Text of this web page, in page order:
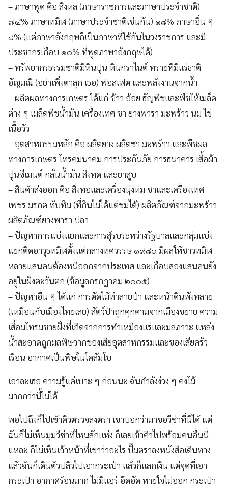
– ภาษาพูด คือ สิงหล (ภาษาราชการและภาษาประจำชาติ)
๗๔% ภาษาทมิฬ (ภาษาประจำชาติเช่นกัน) ๑๘% ภาษาอื่น ๆ
๘% (แต่ภาษาอังกฤษก็เป็นภาษาที่ใช้กันในวงราชการ และมี
ประชากรเกือบ ๑๐% ที่พูดภาษาอังกฤษได้)
– ทรัพยากรธรรมชาติมีหินปูน หินกราไนต์ ทรายที่มีแร่ธาติ
อัญมณี (อย่าเพิ่งตาลุก เธอ) ฟอสเฟต และพลังงานจากน้ำ
– ผลิตผลทางการเกษตร ได้แก่ ข้าว อ้อย ธัญพืชและพืชให้เมล็ด
ต่าง ๆ เมล็ดพืชน้ำมัน เครื่องเทศ ชา ยางพารา มะพร้าว นม ไข่
เนื้อวัว
– อุตสาหกรรมหลัก คือ ผลิตยาง ผลิตชา มะพร้าว และพืชผล
ทางการเกษตร โทรคมนาคม การประกันภัย การธนาคาร เสื้อผ้า
ปูนซีเมนต์ กลั่นน้ำมัน สิ่งทด และยาสูบ
– สินค้าส่งออก คือ สิ่งทอและเครื่องนุ่งห่ม ชาและเครื่องเทศ
เพชร มรกต ทับทิม (ที่กินไม่ได้แต่ชมได้) ผลิตภัณฑ์จากมะพร้าว
ผลิตภัณฑ์ยางพารา ปลา
– ปัญหาการแบ่งแยกและการสู้รบระหว่างรัฐบาลและกลุ่มแบ่ง
แยกติดอาวุธทมิฬตั้งแต่กลางทศวรรษ ๑๙๘๐ มีผลให้ชาวทมิฬ
หลายแสนคนต้องหนีออกจากประเทศ และเกือบสองแสนคนยัง
อยู่ในฝั่งตะวันตก (ข้อมูลกรกฎาคม ๒๐๐๕)
– ปัญหาอื่น ๆ ได้แก่ การตัดไม้ทำลายป่า และหน้าดินพังทลาย
(เหมือนกับเมืองไทยเลย) สัตว์ป่าถูกคุกคามจากเมืองขยาย ความ
เสื่อมโทรมชายฝั่งที่เกิดจากการทำเหมืองแร่และมลภาวะ แหล่ง
น้ำสะอาดถูกมลพิษจากของเสียอุตสาหกรรมและของเสียครัว
เรือน อากาศเป็นพิษในโคลัมโบ
เอาละเธอ ความรู้แค่เบาะ ๆ ก่อนนะ ฉันกำลังง่วง ๆ คงโม้
มากกว่านี้ไม่ได้
พอไปถึงก็ไปเข้าคิวตรวจลงตรา เขาบอกว่ามาขอวีซ่าที่นี่ได้ แต่
ฉันก็ไม่เห็นมุมวีซ่าที่ไหนสักแห่ง ก็เลยเข้าคิวไปพร้อมคนอื่นนี่
แหละ ก็ไม่เห็นเจ้าหน้าที่เขาว่าอะไร ปั๊มตราลงหนังสือเดินทาง
แล้วฉันก็เดินตัวปลิวไปเอากระเป๋า แล้วก็แลกเงิน แต่จุดที่เอา
กระเป๋า อากาศร้อนมาก ไม่มีแอร์ อึดอัด หายใจไม่ออก กระเป๋า